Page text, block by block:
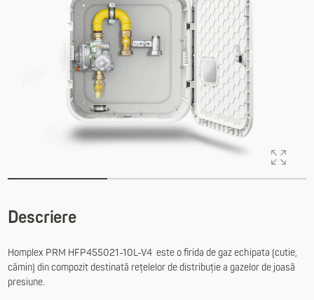
Descriere
Homplex PRM HFP455021-10L-V4 este o firida de gaz echipata (cutie,
cămin) din compozit destinată rețelelor de distribuție a gazelor de joasă
presiune.